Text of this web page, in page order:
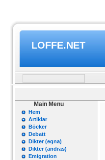
LOFFE.NET
Main Menu
Hem
Artiklar
Böcker
Debatt
Dikter (egna)
Dikter (andras)
Emigration